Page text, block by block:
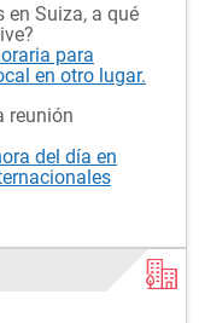
en Suiza, a qué
para
en otro lugar.
reunión
del día en